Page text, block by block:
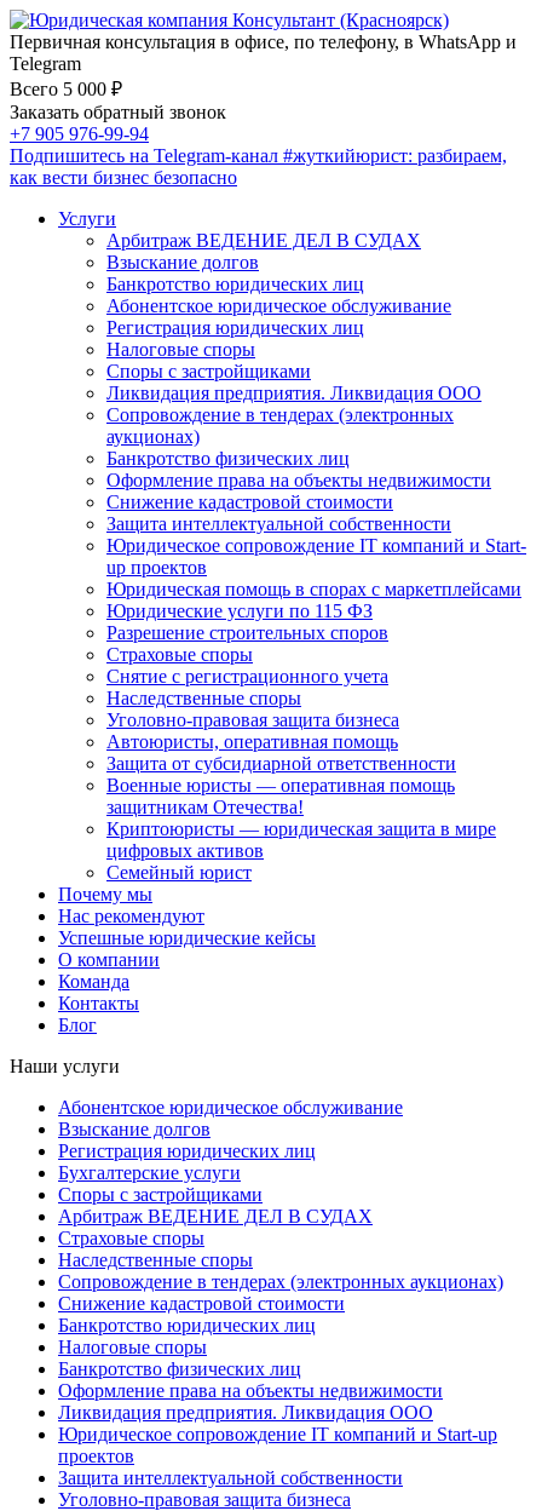
Первичная консультация в офисе, по телефону, в WhatsApp и
Telegram
Всего 5 000 ₽
Заказать обратный звонок
+7 905 976-99-94
Подпишитесь на Telegram-канал #жуткийюрист: разбираем,
как вести бизнес безопасно
Услуги
Арбитраж ВЕДЕНИЕ ДЕЛ В СУДАХ
Взыскание долгов
Банкротство юридических лиц
Абонентское юридическое обслуживание
Регистрация юридических лиц
Налоговые споры
Споры с застройщиками
Ликвидация предприятия. Ликвидация ООО
Сопровождение в тендерах (электронных
аукционах)
Банкротство физических лиц
Оформление права на объекты недвижимости
Снижение кадастровой стоимости
Защита интеллектуальной собственности
Юридическое сопровождение IT компаний и Start-
up проектов
Юридическая помощь в спорах с маркетплейсами
Юридические услуги по 115 ФЗ
Разрешение строительных споров
Страховые споры
Снятие с регистрационного учета
Наследственные споры
Уголовно-правовая защита бизнеса
Автоюристы, оперативная помощь
Защита от субсидиарной ответственности
Военные юристы — оперативная помощь
защитникам Отечества!
Криптоюристы — юридическая защита в мире
цифровых активов
Семейный юрист
Почему мы
Нас рекомендуют
Успешные юридические кейсы
О компании
Команда
Контакты
Блог
Наши услуги
Абонентское юридическое обслуживание
Взыскание долгов
Регистрация юридических лиц
Бухгалтерские услуги
Споры с застройщиками
Арбитраж ВЕДЕНИЕ ДЕЛ В СУДАХ
Страховые споры
Наследственные споры
Сопровождение в тендерах (электронных аукционах)
Снижение кадастровой стоимости
Банкротство юридических лиц
Налоговые споры
Банкротство физических лиц
Оформление права на объекты недвижимости
Ликвидация предприятия. Ликвидация ООО
Юридическое сопровождение IT компаний и Start-up
проектов
Защита интеллектуальной собственности
Уголовно-правовая защита бизнеса